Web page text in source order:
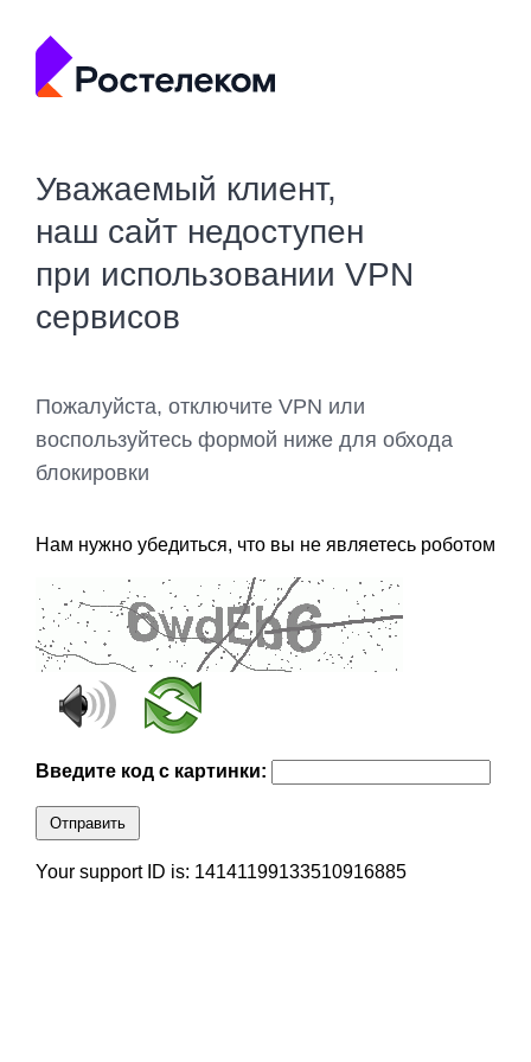
Уважаемый клиент,
наш сайт недоступен
при использовании VPN
сервисов
Пожалуйста, отключите VPN или
воспользуйтесь формой ниже для обхода
блокировки
Нам нужно убедиться, что вы не являетесь роботом
Введите код с картинки:
Отправить
Your support ID is: 14141199133510916885